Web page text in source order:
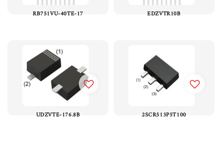
RB751VU-40TE-17 EDZVTR10B
UDZVTE-176.8B 2SCR513P5T100